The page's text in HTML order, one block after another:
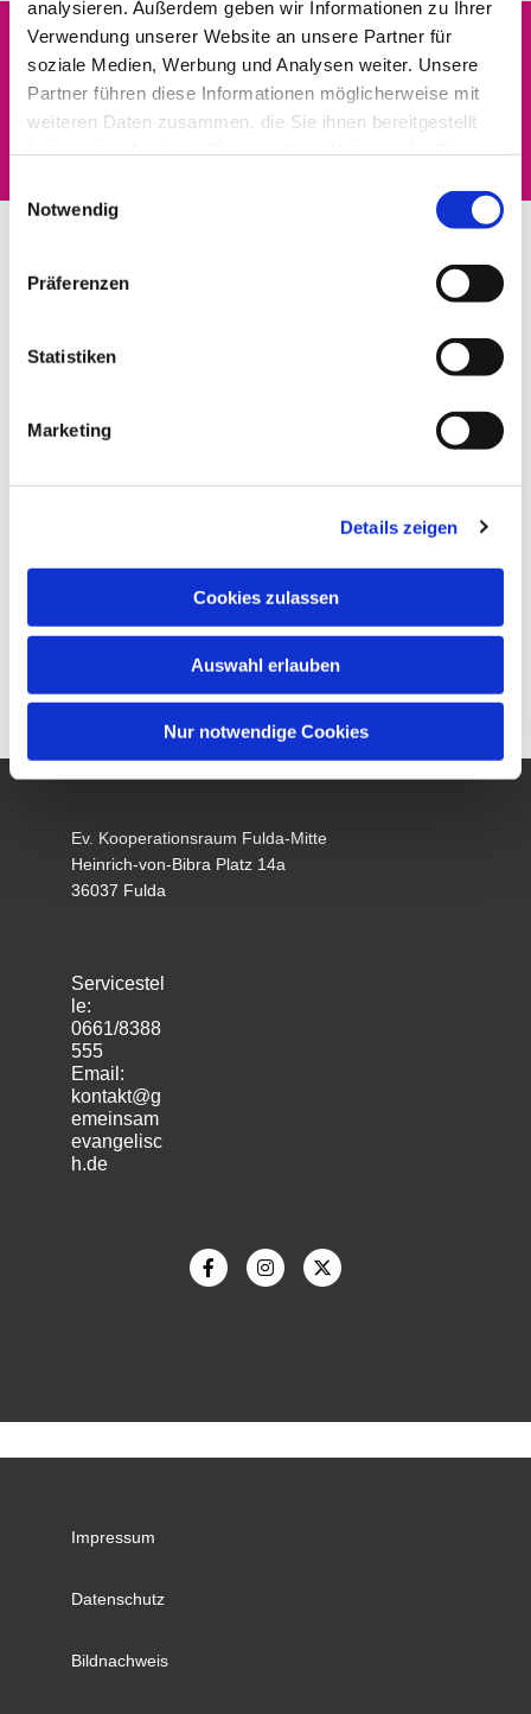
analysieren. Außerdem geben wir Informationen zu Ihrer
Verwendung unserer Website an unsere Partner für
soziale Medien, Werbung und Analysen weiter. Unsere
Partner führen diese Informationen möglicherweise mit
weiteren Daten zusammen, die Sie ihnen bereitgestellt
Notwendig
Präferenzen
Statistiken
Marketing
Details zeigen
Cookies zulassen
Auswahl erlauben
Nur notwendige Cookies
Dies könnte Sie auch
interessieren
Ev. Kooperationsraum Fulda-Mitte
Heinrich-von-Bibra Platz 14a
36037 Fulda
Servicestel
le:
0661/8388
555
Email:
kontakt@g
emeinsam
evangelisc
h.de
Impressum
Datenschutz
Bildnachweis